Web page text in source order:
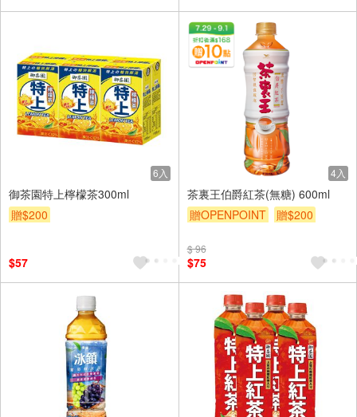
6入
御茶園特上檸檬茶300ml
贈$200
$57
4入
茶裏王伯爵紅茶(無糖) 600ml
贈OPENPOINT
贈$200
$ 96
$75